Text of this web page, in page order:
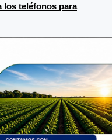
los teléfonos para